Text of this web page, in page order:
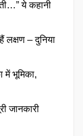
ये कहानी
– दुनिया
में भूमिका,
जानकारी